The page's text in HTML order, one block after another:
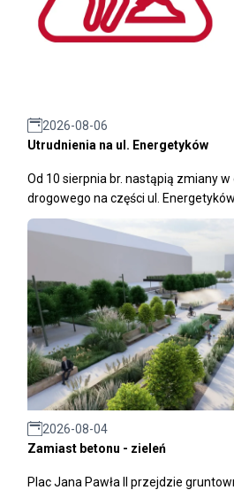
2026-08-06
Utrudnienia na ul. Energetyków
Od 10 sierpnia br. nastąpią zmiany
drogowego na części ul. Energetyków.
2026-08-04
Zamiast betonu - zieleń
Plac Jana Pawła II przejdzie